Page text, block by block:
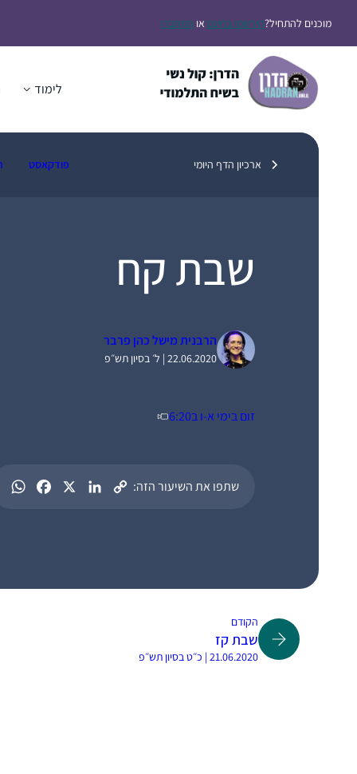
לתוכןמוכנים להתחיל?הירשמו בחינם או התחברו
לימוד
ארכיון הדף היומי פודקאסט
שבת קח
הרבנית מישל כהן פרבר
22.06.2020 | ל׳ בסיון תש״פ
זום בימי א-ו ב6:20
שתפו את השיעור הזה:
הקודם
שבת קז
21.06.2020 | כ״ט בסיון תש״פ